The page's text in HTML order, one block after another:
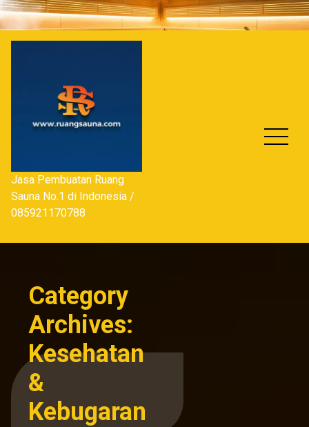
Skip
to
content
Jasa Pembuatan Ruang
Sauna No.1 di Indonesia /
085921170788
Category
Archives:
Kesehatan
&
Kebugaran